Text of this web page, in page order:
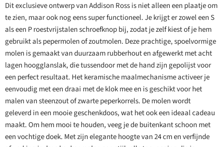
Dit exclusieve ontwerp van Addison Ross is niet alleen een plaatje om
te zien, maar ook nog eens super functioneel. Je krijgt er zowel een S
als een P roestvrijstalen schroefknop bij, zodat je zelf kiest of je hem
gebruikt als pepermolen of zoutmolen. Deze prachtige, spoelvormige
molen is gemaakt van duurzaam rubberhout en afgewerkt met acht
lagen hoogglanslak, die tussendoor met de hand zijn gepolijst voor
een perfect resultaat. Het keramische maalmechanisme activeer je
eenvoudig met een draai met de klok mee en is geschikt voor het
malen van steenzout of zwarte peperkorrels. De molen wordt
geleverd in een mooie geschenkdoos, wat het ook een ideaal cadeau
maakt. Om hem mooi te houden, veeg je de buitenkant schoon met
een vochtige doek. Met zijn elegante hoogte van 24 cm en verfijnde